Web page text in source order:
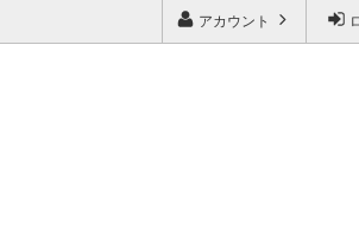
アカウント